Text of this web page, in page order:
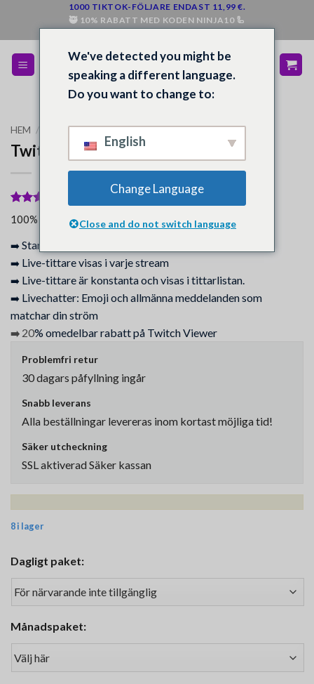
innehåll
1000 TIKTOK-FÖLJARE ENDAST 11,99 €.
🥷 10% RABATT MED KODEN NINJA10 🦾
HEM / BUTIK / TWITCH
Twitch Live Viewers
Betygsatt
av 5
19
kundrecensioner
100% av köparna var nöjda.
➡️Start: Vanligtvis omedelbart
➡️ Live-tittare visas i varje stream
➡️ Live-tittare är konstanta och visas i tittarlistan.
➡️ Livechatter: Emoji och allmänna meddelanden som
matchar din ström
➡️ 20% omedelbar rabatt på Twitch Viewer
Problemfri retur
30 dagars påfyllning ingår
Snabb leverans
Alla beställningar levereras inom kortast möjliga tid!
Säker utcheckning
SSL aktiverad Säker kassan
8 i lager
Dagligt paket:
Månadspaket:
We've detected you might be
speaking a different language.
Do you want to change to:
English
Change Language
Close and do not switch language